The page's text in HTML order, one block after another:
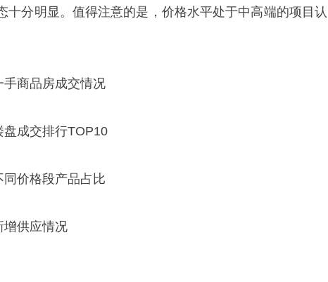
十分明显。值得注意的是，价格水平处于中高端的项目认
商品房成交情况
成交排行TOP10
价格段产品占比
增供应情况